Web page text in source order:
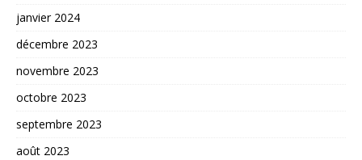
janvier 2024
décembre 2023
novembre 2023
octobre 2023
septembre 2023
août 2023